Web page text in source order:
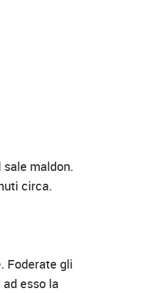
sale maldon.
circa.
Foderate gli
esso la